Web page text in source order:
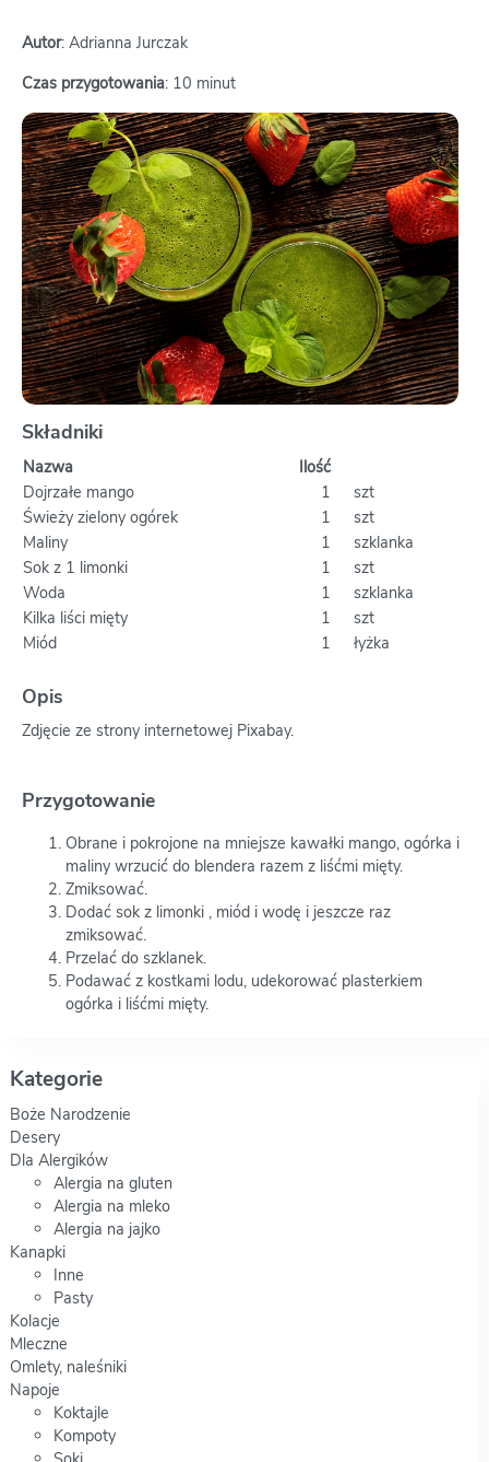
Autor: Adrianna Jurczak
Czas przygotowania: 10 minut
Składniki
Nazwa
Ilość
Dojrzałe mango
1
szt
Świeży zielony ogórek
1
szt
Maliny
1
szklanka
Sok z 1 limonki
1
szt
Woda
1
szklanka
Kilka liści mięty
1
szt
Miód
1 łyżka
Opis
Zdjęcie ze strony internetowej Pixabay.
Przygotowanie
Obrane i pokrojone na mniejsze kawałki mango, ogórka i
maliny wrzucić do blendera razem z liśćmi mięty.
Zmiksować.
Dodać sok z limonki , miód i wodę i jeszcze raz
zmiksować.
Przelać do szklanek.
Podawać z kostkami lodu, udekorować plasterkiem
ogórka i liśćmi mięty.
Kategorie
Boże Narodzenie
Desery
Dla Alergików
Alergia na gluten
Alergia na mleko
Alergia na jajko
Kanapki
Inne
Pasty
Kolacje
Mleczne
Omlety, naleśniki
Napoje
Koktajle
Kompoty